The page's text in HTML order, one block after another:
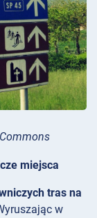
miejsca
tras na
w